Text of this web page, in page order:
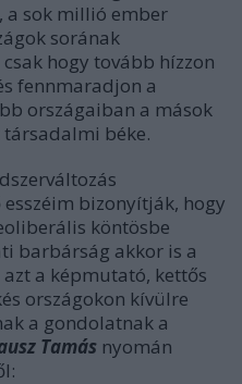
sok millió ember
sorának
hogy tovább hízzon
fennmaradjon a
országaiban a mások
béke.
bizonyítják, hogy
köntösbe
barbárság akkor is a
a képmutató, kettős
országokon kívülre
a gondolatnak a
Tamás nyomán